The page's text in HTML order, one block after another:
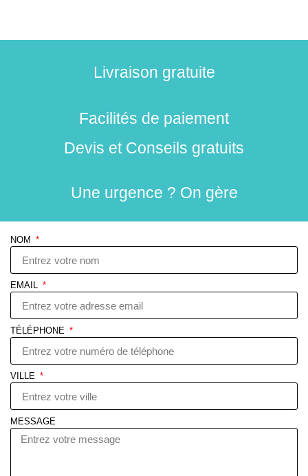
Livraison gratuite
Facilités de paiement
Devis et Conseils gratuits
Une urgence ? On gère
NOM
EMAIL
TÉLÉPHONE
VILLE
MESSAGE